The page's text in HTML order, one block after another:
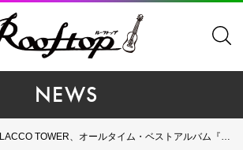
NEWS
LACCO TOWER、オールタイム・ベストアルバム『絶好（ぜっこう）』を12月7日（水）に発売決定！ 第1弾先行配信として「藍染（あいぞめ）」（Re-Recording）を8月10日（水）に配信決定！ さらにLACCO TOWER 20th TOUR 2022『絶好旅行』の開催も発表！